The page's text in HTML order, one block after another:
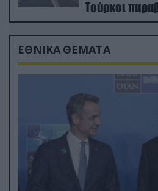
Τούρκοι
drone
ΕΘΝΙΚΑ ΘΕΜΑΤΑ